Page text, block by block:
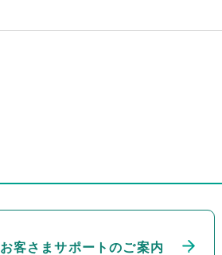
お客さまサポートのご案内